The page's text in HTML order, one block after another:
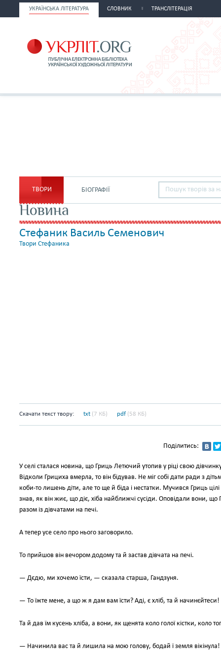
УКРАЇНСЬКА ЛІТЕРАТУРА СЛОВНИК ТРАНСЛІТЕРАЦІЯ
ТВОРИ БІОГРАФІЇ
Новина
Стефаник Василь Семенович
Твори Стефаника
Скачати текст твору: txt (7 КБ) pdf (58 КБ)
Поділитись:
У селі сталася новина, що Гриць Летючий утопив у ріці свою
Відколи Грициха вмерла, то він бідував. Не міг собі дати ради з
коби-то лишень діти, але то ще й біда і нестатки. Мучився Гриць
знав, як він жиє, що діє, хіба найближчі сусіди. Оповідали вони,
разом із дівчатами на печі.
А тепер усе село про нього заговорило.
То прийшов він вечором додому та й застав дівчата на печі.
— Дєдю, ми хочемо їсти, — сказала старша, Гандзуня.
— То їжте мене, а що ж я дам вам їсти? Аді, є хліб, та й начинєйтеси!
Та й дав їм кусень хліба, а вони, як щенята коло голої кістки, коло
— Начинила вас та й лишила на мою голову, бодай ї земля